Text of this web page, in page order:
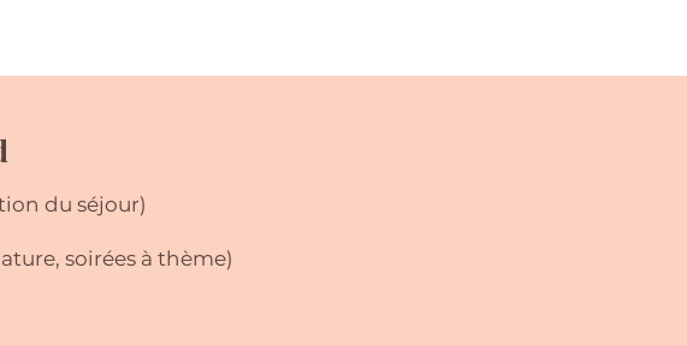
du séjour)
soirées à thème)